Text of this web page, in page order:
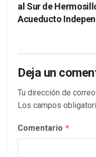
al Sur de
Acueducto
Deja un
Tu dirección de
Los campos
Comentario *